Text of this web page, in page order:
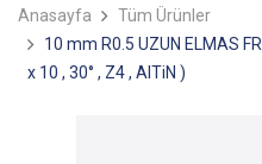
Anasayfa
Tüm Ürünler
10 mm R0.5 UZUN ELMAS
x 10 , 30° , Z4 , AlTiN )